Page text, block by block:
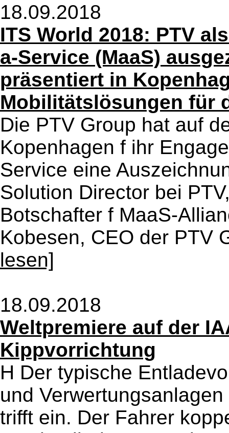
18.09.2018
ITS World 2018: PTV
a-Service (MaaS)
präsentiert in
Mobilitätslösungen für
Die PTV Group hat auf
Kopenhagen f ihr
Service eine
Solution Director bei
Botschafter f MaaS-
Kobesen, CEO der PTV
lesen]
18.09.2018
Weltpremiere auf der
Kippvorrichtung
H Der typische
und
trifft ein. Der Fahrer